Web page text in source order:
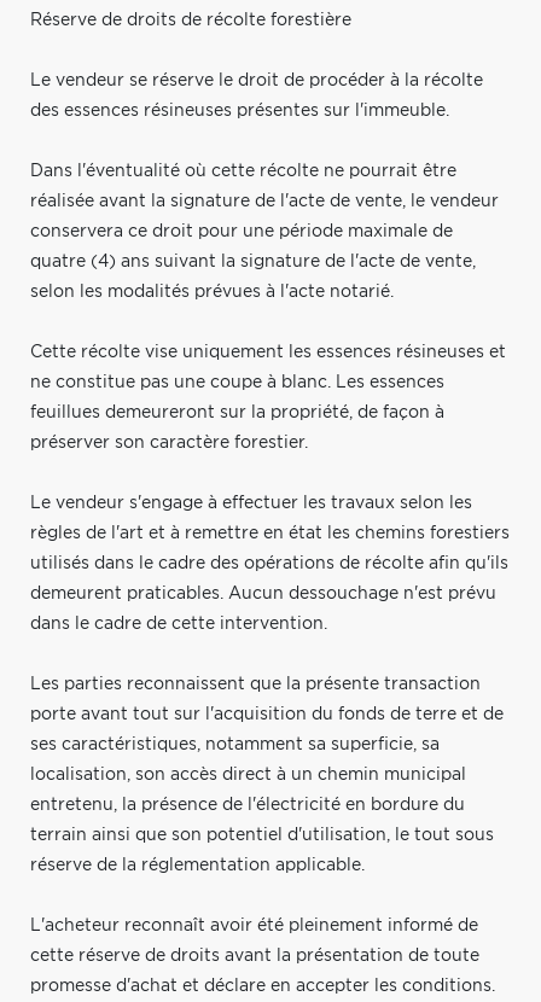
Réserve de droits de récolte forestière
Le vendeur se réserve le droit de procéder à la récolte
des essences résineuses présentes sur l'immeuble.
Dans l'éventualité où cette récolte ne pourrait être
réalisée avant la signature de l'acte de vente, le vendeur
conservera ce droit pour une période maximale de
quatre (4) ans suivant la signature de l'acte de vente,
selon les modalités prévues à l'acte notarié.
Cette récolte vise uniquement les essences résineuses et
ne constitue pas une coupe à blanc. Les essences
feuillues demeureront sur la propriété, de façon à
préserver son caractère forestier.
Le vendeur s'engage à effectuer les travaux selon les
règles de l'art et à remettre en état les chemins forestiers
utilisés dans le cadre des opérations de récolte afin qu'ils
demeurent praticables. Aucun dessouchage n'est prévu
dans le cadre de cette intervention.
Les parties reconnaissent que la présente transaction
porte avant tout sur l'acquisition du fonds de terre et de
ses caractéristiques, notamment sa superficie, sa
localisation, son accès direct à un chemin municipal
entretenu, la présence de l'électricité en bordure du
terrain ainsi que son potentiel d'utilisation, le tout sous
réserve de la réglementation applicable.
L'acheteur reconnaît avoir été pleinement informé de
cette réserve de droits avant la présentation de toute
promesse d'achat et déclare en accepter les conditions.